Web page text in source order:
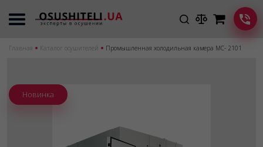
Главная Каталог осушителей Промышленная холодильная камера MC- 2101
Новинка